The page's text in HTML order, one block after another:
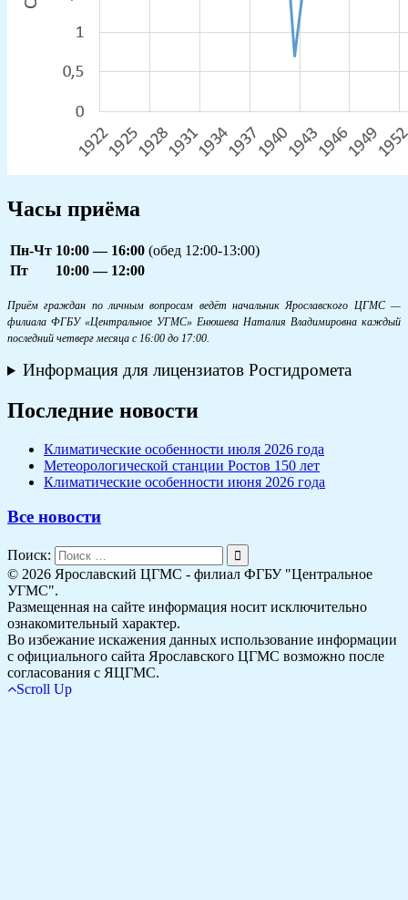
Часы приёма
Пн-Чт 10:00 — 16:00 (обед 12:00-13:00)
Пт
10:00 — 12:00
Приём граждан по личным вопросам ведёт начальник Ярославского ЦГМС —
филиала ФГБУ «Центральное УГМС» Енюшева Наталия Владимировна каждый
последний четверг месяца с 16:00 до 17:00.
Информация для лицензиатов Росгидромета
Последние новости
Климатические особенности июля 2026 года
Метеорологической станции Ростов 150 лет
Климатические особенности июня 2026 года
Все новости
Поиск:
© 2026 Ярославский ЦГМС - филиал ФГБУ "Центральное
УГМС".
Размещенная на сайте информация носит исключительно
ознакомительный характер.
Во избежание искажения данных использование информации
с официального сайта Ярославского ЦГМС возможно после
согласования с ЯЦГМС.
Scroll Up